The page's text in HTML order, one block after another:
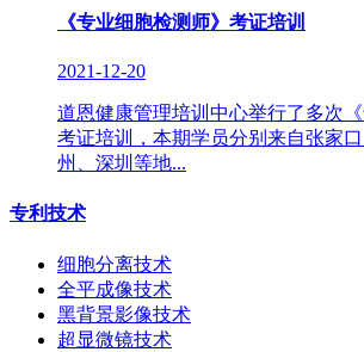
《专业细胞检测师》考证培训
2021-12-20
道恩健康管理培训中心举行了多次《
考证培训，本期学员分别来自张家
州、深圳等地...
专利技术
细胞分离技术
全平成像技术
黑背景影像技术
超显微镜技术